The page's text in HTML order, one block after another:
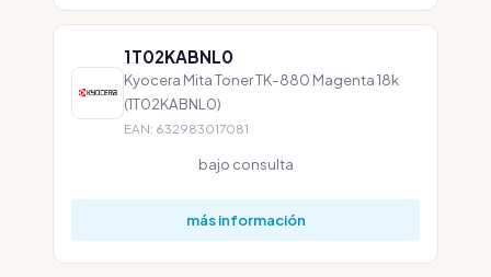
1T02KABNL0
Kyocera Mita Toner TK-880 Magenta 18k
(1T02KABNL0)
EAN: 632983017081
bajo consulta
más información